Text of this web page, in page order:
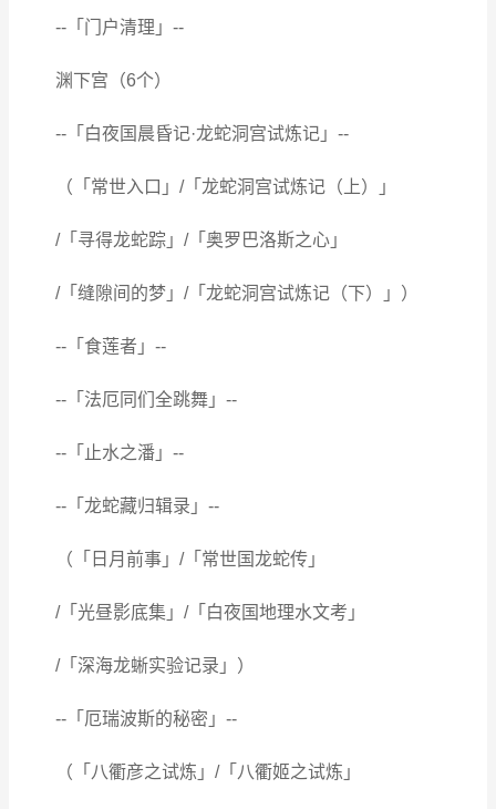
--「门户清理」--
渊下宫（6个）
--「白夜国晨昏记·龙蛇洞宫试炼记」--
（「常世入口」/「龙蛇洞宫试炼记（上）」
/「寻得龙蛇踪」/「奥罗巴洛斯之心」
/「缝隙间的梦」/「龙蛇洞宫试炼记（下）」）
--「食莲者」--
--「法厄同们全跳舞」--
--「止水之潘」--
--「龙蛇藏归辑录」--
（「日月前事」/「常世国龙蛇传」
/「光昼影底集」/「白夜国地理水文考」
/「深海龙蜥实验记录」）
--「厄瑞波斯的秘密」--
（「八衢彦之试炼」/「八衢姬之试炼」